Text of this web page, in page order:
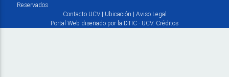
Reservados
Contacto UCV| Ubicación | Aviso Legal
Portal Web diseñado por la DTIC - UCV. Créditos